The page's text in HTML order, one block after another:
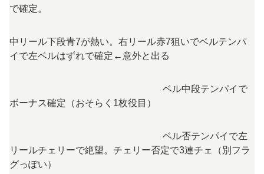
で確定。
中リール下段青7が熱い。右リール赤7狙いでベルテンパ
イで左ベルはずれで確定←意外と出る
ベル中段テンパイで
ボーナス確定（おそらく1枚役目）
ベル否テンパイで左
リールチェリーで絶望。チェリー否定で3連チェ（別フラ
グっぽい）